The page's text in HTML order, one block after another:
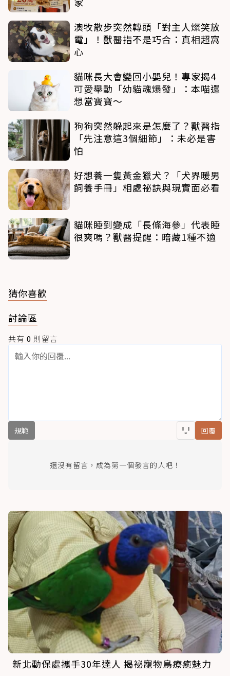
澳牧散步突然轉頭「對主人燦笑放
電」！獸醫指不是巧合：真相超窩
心
貓咪長大會變回小嬰兒！專家揭4
可愛舉動「幼貓魂爆發」：本喵還
想當寶寶～
狗狗突然躲起來是怎麼了？獸醫指
「先注意這3個細節」：未必是害
怕
好想養一隻黃金獵犬？「犬界暖男
飼養手冊」相處祕訣與現實面必看
貓咪睡到變成「長條海參」代表睡
很爽嗎？獸醫提醒：暗藏1種不適
猜你喜歡
討論區
共有 0 則留言
規範 回覆
還沒有留言，成為第一個發言的人吧！
新北動保處攜手30年達人 揭祕寵物鳥療癒魅力